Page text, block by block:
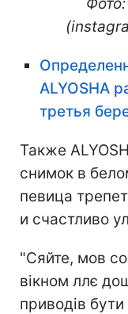
ALYOSHA
третья
Также
снимок в
певица
и счастливо
"Сяйте, мов
вікном ллє
приводів